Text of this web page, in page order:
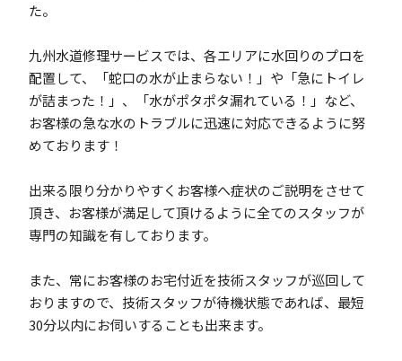
た。
九州水道修理サービスでは、各エリアに水回りのプロを
配置して、「蛇口の水が止まらない！」や「急にトイレ
が詰まった！」、「水がポタポタ漏れている！」など、
お客様の急な水のトラブルに迅速に対応できるように努
めております！
出来る限り分かりやすくお客様へ症状のご説明をさせて
頂き、お客様が満足して頂けるように全てのスタッフが
専門の知識を有しております。
また、常にお客様のお宅付近を技術スタッフが巡回して
おりますので、技術スタッフが待機状態であれば、最短
30分以内にお伺いすることも出来ます。